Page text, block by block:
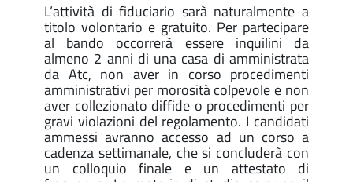
L’attività di fiduciario sarà naturalmente a
titolo volontario e gratuito. Per partecipare
al bando occorrerà essere inquilini da
almeno 2 anni di una casa di amministrata
da Atc, non aver in corso procedimenti
amministrativi per morosità colpevole e non
aver collezionato diffide o procedimenti per
gravi violazioni del regolamento. I candidati
ammessi avranno accesso ad un corso a
cadenza settimanale, che si concluderà con
un colloquio finale e un attestato di